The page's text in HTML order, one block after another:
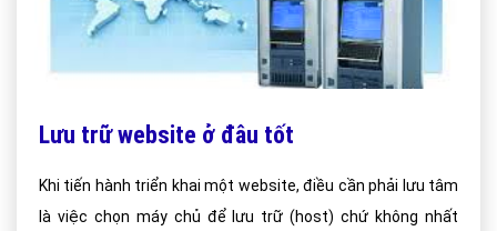
Lưu trữ website ở đâu tốt
Khi tiến hành triển khai một website, điều cần phải lưu tâm
là việc chọn máy chủ để lưu trữ (host) chứ không nhất